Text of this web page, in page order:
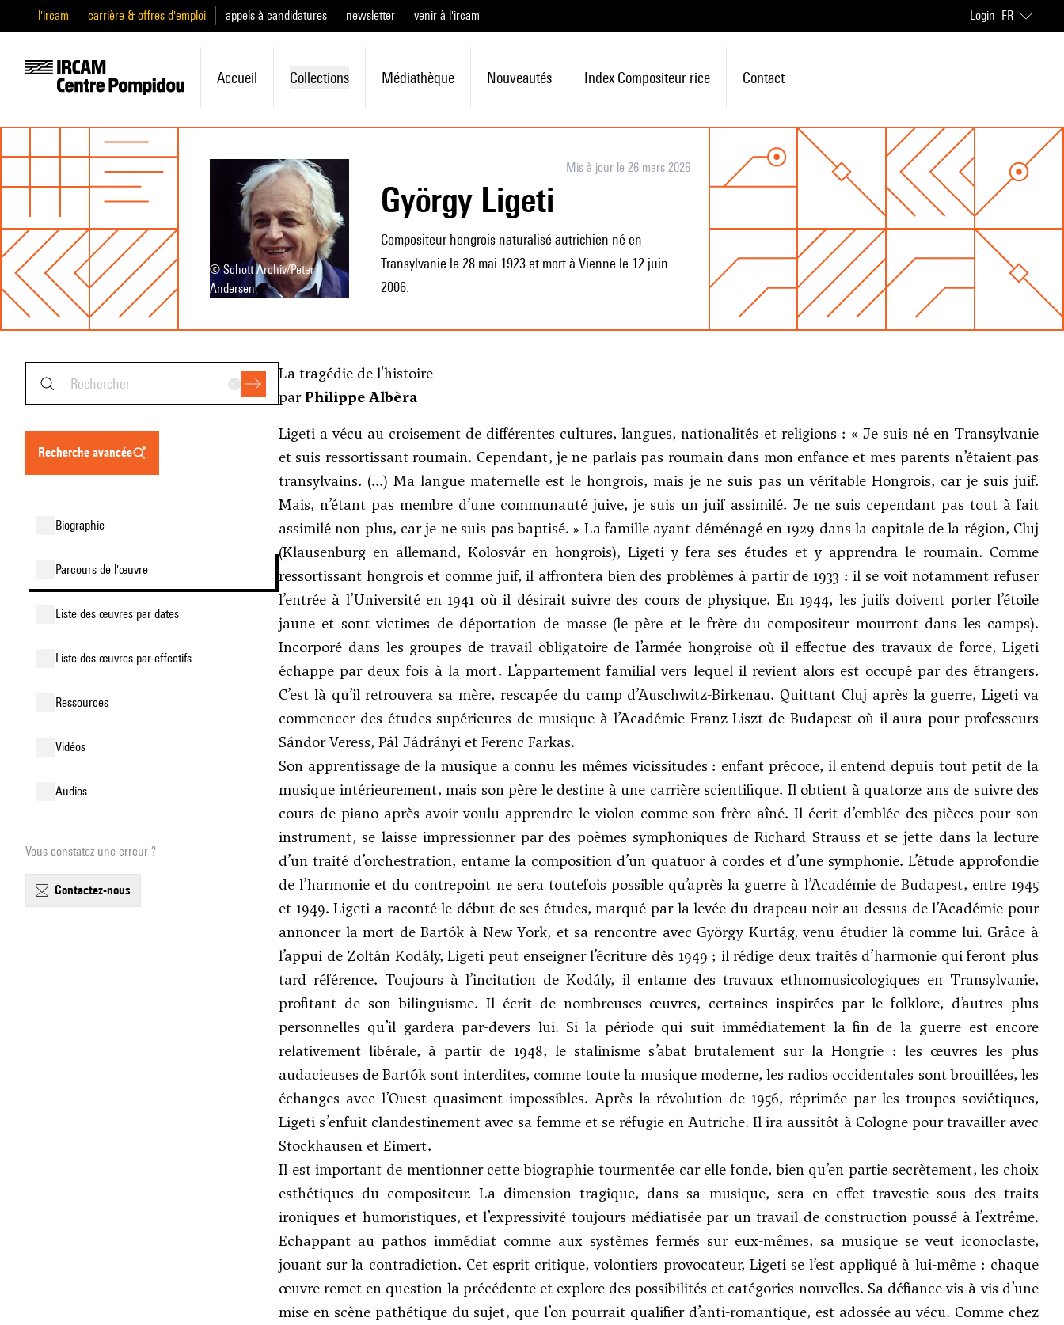
l'ircam carrière & offres d'emploi appels à candidatures newsletter venir à l'ircam Login FR
Accueil Collections Médiathèque Nouveautés Index Compositeur·rice Contact
© Schott Archiv/Peter
Andersen
Mis à jour le 26 mars 2026
György Ligeti
Compositeur hongrois naturalisé autrichien né en
Transylvanie le 28 mai 1923 et mort à Vienne le 12 juin
2006.
recherche avancée
biographie
parcours de l'œuvre
liste des œuvres par dates
liste des œuvres par effectifs
ressources
vidéos
audios
Vous constatez une erreur ?
contactez-nous
La tragédie de l'histoire
parPhilippe Albèra
Ligeti a vécu au croisement de différentes cultures, langues, nationalités et religions : « Je suis né en Transylvanie
et suis ressortissant roumain. Cependant, je ne parlais pas roumain dans mon enfance et mes parents n’étaient pas
transylvains. (...) Ma langue maternelle est le hongrois, mais je ne suis pas un véritable Hongrois, car je suis juif.
Mais, n’étant pas membre d’une communauté juive, je suis un juif assimilé. Je ne suis cependant pas tout à fait
assimilé non plus, car je ne suis pas baptisé. » La famille ayant déménagé en 1929 dans la capitale de la région, Cluj
(Klausenburg en allemand, Kolosvár en hongrois), Ligeti y fera ses études et y apprendra le roumain. Comme
ressortissant hongrois et comme juif, il affrontera bien des problèmes à partir de 1933 : il se voit notamment refuser
l’entrée à l’Université en 1941 où il désirait suivre des cours de physique. En 1944, les juifs doivent porter l’étoile
jaune et sont victimes de déportation de masse (le père et le frère du compositeur mourront dans les camps).
Incorporé dans les groupes de travail obligatoire de l’armée hongroise où il effectue des travaux de force, Ligeti
échappe par deux fois à la mort. L’appartement familial vers lequel il revient alors est occupé par des étrangers.
C’est là qu’il retrouvera sa mère, rescapée du camp d’Auschwitz-Birkenau. Quittant Cluj après la guerre, Ligeti va
commencer des études supérieures de musique à l’Académie Franz Liszt de Budapest où il aura pour professeurs
Sándor Veress, Pál Jádrányi et Ferenc Farkas.
Son apprentissage de la musique a connu les mêmes vicissitudes : enfant précoce, il entend depuis tout petit de la
musique intérieurement, mais son père le destine à une carrière scientifique. Il obtient à quatorze ans de suivre des
cours de piano après avoir voulu apprendre le violon comme son frère aîné. Il écrit d’emblée des pièces pour son
instrument, se laisse impressionner par des poèmes symphoniques deRichard Strauss et se jette dans la lecture
d’un traité d’orchestration, entame la composition d’un quatuor à cordes et d’une symphonie. L’étude approfondie
de l’harmonie et du contrepoint ne sera toutefois possible qu’après la guerre à l’Académie de Budapest, entre 1945
et 1949. Ligeti a raconté le début de ses études, marqué par la levée du drapeau noir au-dessus de l’Académie pour
annoncer la mort deBartók à New York, et sa rencontre avec György Kurtág, venu étudier là comme lui. Grâce à
l’appui de Zoltán Kodály, Ligeti peut enseigner l’écriture dès 1949 ; il rédige deux traités d’harmonie qui feront plus
tard référence. Toujours à l’incitation de Kodály, il entame des travaux ethnomusicologiques en Transylvanie,
profitant de son bilinguisme. Il écrit de nombreuses œuvres, certaines inspirées par le folklore, d’autres plus
personnelles qu’il gardera par-devers lui. Si la période qui suit immédiatement la fin de la guerre est encore
relativement libérale, à partir de 1948, le stalinisme s’abat brutalement sur la Hongrie : les œuvres les plus
audacieuses de Bartók sont interdites, comme toute la musique moderne, les radios occidentales sont brouillées, les
échanges avec l’Ouest quasiment impossibles. Après la révolution de 1956, réprimée par les troupes soviétiques,
Ligeti s’enfuit clandestinement avec sa femme et se réfugie en Autriche. Il ira aussitôt à Cologne pour travailler avec
Stockhausen et Eimert.
Il est important de mentionner cette biographie tourmentée car elle fonde, bien qu’en partie secrètement, les choix
esthétiques du compositeur. La dimension tragique, dans sa musique, sera en effet travestie sous des traits
ironiques et humoristiques, et l’expressivité toujours médiatisée par un travail de construction poussé à l’extrême.
Echappant au pathos immédiat comme aux systèmes fermés sur eux-mêmes, sa musique se veut iconoclaste,
jouant sur la contradiction. Cet esprit critique, volontiers provocateur, Ligeti se l’est appliqué à lui-même : chaque
œuvre remet en question la précédente et explore des possibilités et catégories nouvelles. Sa défiance vis-à-vis d’une
mise en scène pathétique du sujet, que l’on pourrait qualifier d’anti-romantique, est adossée au vécu. Comme chez